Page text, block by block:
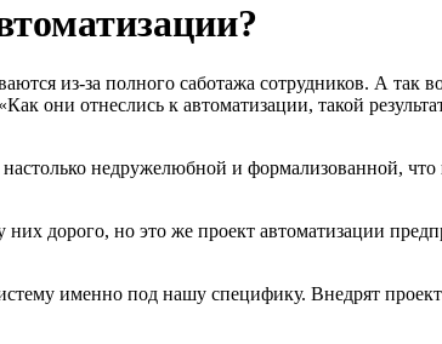
из-за полного саботажа сотрудников. А так
они отнеслись к автоматизации, такой
недружелюбной и формализованной,
дорого, но это же проект автоматизации
именно под нашу специфику. Внедрят